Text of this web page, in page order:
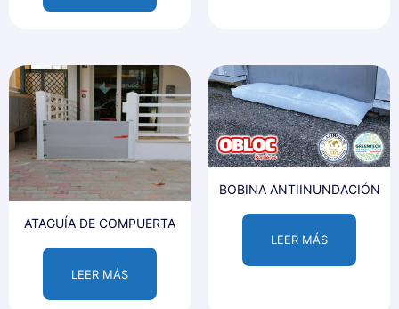
ATAGUÍA DE COMPUERTA
LEER MÁS
BOBINA ANTIINUNDACIÓN
LEER MÁS